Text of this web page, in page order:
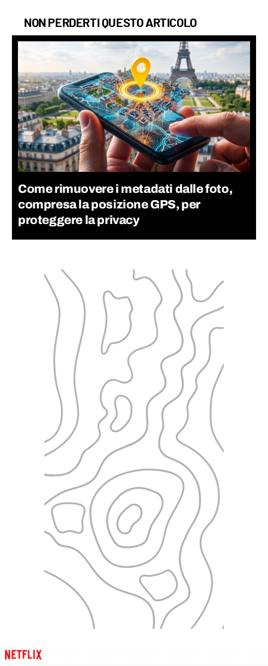
NON PERDERTI QUESTO ARTICOLO
Come rimuovere i metadati dalle foto,
compresa la posizione GPS, per
proteggere la privacy